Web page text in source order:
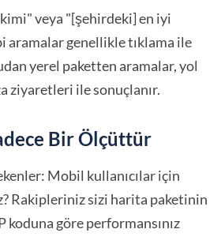
veya "[şehirdeki] en iyi
aramalar genellikle tıklama ile
yerel paketten aramalar, yol
ziyaretleri ile sonuçlanır.
Bir Ölçüttür
Mobil kullanıcılar için
Rakipleriniz sizi harita paketinin
koduna göre performansınız